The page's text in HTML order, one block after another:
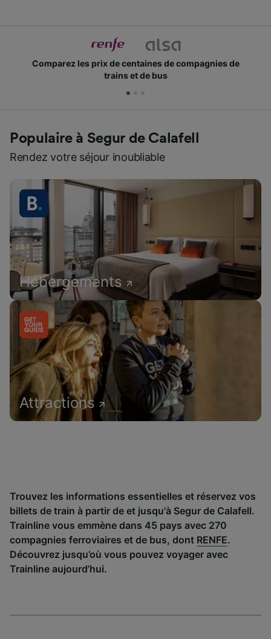
Comparez les prix de centaines de compagnies de
trains et de bus
Populaire à Segur de Calafell
Rendez votre séjour inoubliable
Hébergements
Attractions
Trouvez les informations essentielles et réservez vos
billets de train à partir de et jusqu'à Segur de Calafell.
Trainline vous emmène dans 45 pays avec 270
compagnies ferroviaires et de bus, dont RENFE.
Découvrez jusqu’où vous pouvez voyager avec
Trainline aujourd’hui.